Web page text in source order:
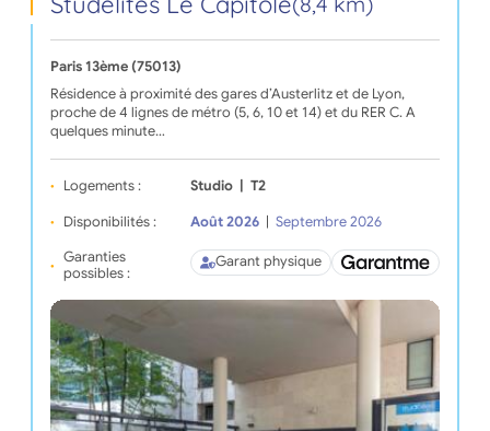
Paris 13ème (75013)
Résidence à proximité des gares d’Austerlitz et de Lyon,
proche de 4 lignes de métro (5, 6, 10 et 14) et du RER C. A
quelques minute…
Logements : Studio T2
Disponibilités : Août 2026
Septembre 2026
Garanties
possibles :
Garant physique